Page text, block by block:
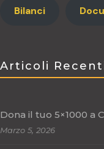
Bilanci
Articoli
Dona il tuo 5×1000 a
Marzo 5, 2026